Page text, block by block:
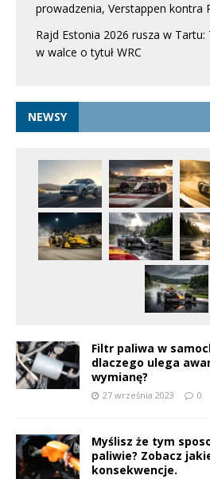
prowadzenia, Verstappen kontra
Rajd Estonia 2026 rusza w
w walce o tytuł WRC
NEWSY
Filtr paliwa w
dlaczego ulega
wymianę?
27 września 2023 0
Myślisz że tym
paliwie? Zobacz
konsekwencje.